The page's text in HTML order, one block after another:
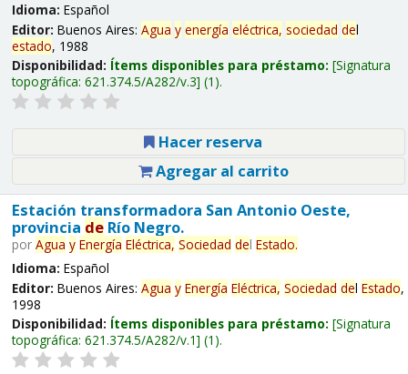
Idioma: Español
Editor: Buenos Aires: Agua y energía eléctrica, sociedad del
estado, 1988
Disponibilidad: Ítems disponibles para préstamo: Signatura
topográfica: 621.374.5/A282/v.3 (1).
Hacer reserva
Agregar al carrito
Estación transformadora San Antonio Oeste,
provincia deRío Negro.
por Agua y Energía Eléctrica, Sociedad del Estado.
Idioma: Español
Editor: Buenos Aires: Agua y Energía Eléctrica, Sociedad del Estado,
1998
Disponibilidad: Ítems disponibles para préstamo: Signatura
topográfica: 621.374.5/A282/v.1 (1).